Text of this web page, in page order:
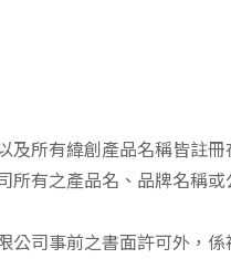
所有緯創產品名稱皆註冊
有之產品名、品牌名稱
公司事前之書面許可外，